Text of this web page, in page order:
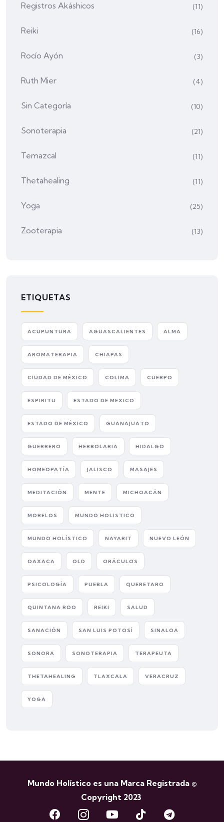
Registros Akáshicos (11)
Reiki (16)
Rocío Ayón (3)
Ruth Mier (4)
Sin Categoría (10)
Sonoterapia (21)
Temazcal (11)
Thetahealing (11)
Yoga (25)
Zooterapia (13)
ETIQUETAS
ACUPUNTURA AGUASCALIENTES ALMA
AROMATERAPIA CHIAPAS
CIUDAD DE MÉXICO COLIMA CUERPO
ESPIRITU ESTADO DE MEXICO
ESTADO DE MÉXICO GUANAJUATO
GUERRERO HERBOLARIA HIDALGO
HOMEOPATÍA JALISCO MASAJES
MEDITACIÓN MENTE MICHOACÁN
MORELOS MUNDO HOLISTICO
MUNDO HOLÍSTICO NAYARIT NUEVO LEÓN
OAXACA OLD ORÁCULOS
PSICOLOGÍA PUEBLA QUERETARO
QUINTANA ROO REIKI SALUD
SANACIÓN SAN LUIS POTOSÍ SINALOA
SONORA SONOTERAPIA TERAPEUTA
THETAHEALING TLAXCALA VERACRUZ
YOGA
Mundo Holístico es una Marca Registrada ©
Copyright 2023